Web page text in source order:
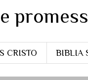
CRISTO BIBLIA